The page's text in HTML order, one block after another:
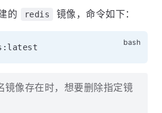
的 redis 镜像，命令如下：
镜像存在时，想要删除指定镜